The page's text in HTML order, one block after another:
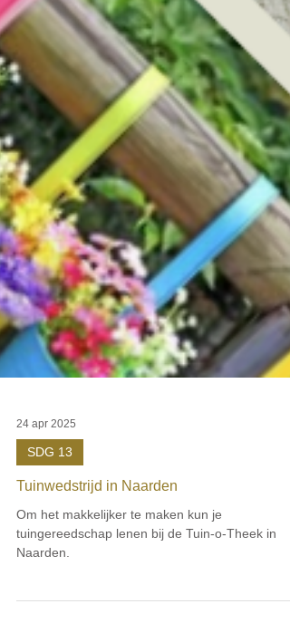
24 apr 2025
SDG 13
Tuinwedstrijd in Naarden
Om het makkelijker te maken kun je